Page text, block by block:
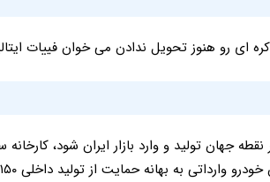
به بهانه حمایت از تولید داخلی ۱۵۰ درصد سود می‌برد.